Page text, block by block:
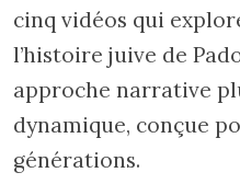
cinq vidéos qui
l’histoire juive de
approche narrative
dynamique, conçue
générations.